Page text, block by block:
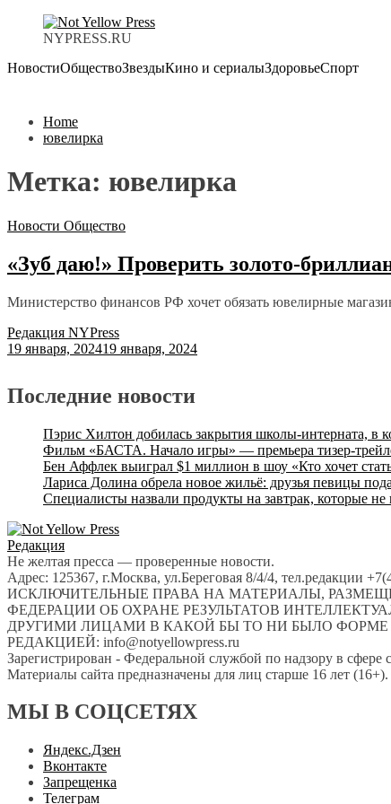
NYPRESS.RU
НовостиОбществоЗвездыКино и сериалыЗдоровьеСпорт
Home
ювелирка
Метка: ювелирка
Новости Общество
«Зуб даю!» Проверить золото-
Министерство финансов РФ хочет обязать ювелирные
Редакция NYPress
19 января, 202419 января, 2024
Последние новости
Пэрис Хилтон добилась закрытия школы-интерната, в
Фильм «БАСТА. Начало игры» — премьера тизер-
Бен Аффлек выиграл $1 миллион в шоу «Кто хочет
Лариса Долина обрела новое жильё: друзья певицы
Специалисты назвали продукты на завтрак, которые
Редакция
Не желтая пресса — проверенные новости.
Адрес: 125367, г.Москва, ул.Береговая 8/4/4, тел.редакции
ИСКЛЮЧИТЕЛЬНЫЕ ПРАВА НА МАТЕРИАЛЫ,
ФЕДЕРАЦИИ ОБ ОХРАНЕ РЕЗУЛЬТАТОВ
ДРУГИМИ ЛИЦАМИ В КАКОЙ БЫ ТО НИ БЫЛО ФОРМЕ
РЕДАКЦИЕЙ: info@notyellowpress.ru
Зарегистрирован - Федеральной службой по надзору в
Материалы сайта предназначены для лиц старше 16 лет (16+).
МЫ В СОЦСЕТЯХ
Яндекс.Дзен
Вконтакте
Запрещенка
Телеграм